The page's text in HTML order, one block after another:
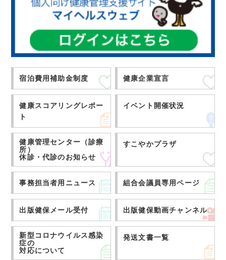
宿泊費用補助金制度 健康企業宣言
健康スコアリングレポー
ト
イベント開催状況
健康管理センター（診療
所）
休診・代診のお知らせ
すこやかプラザ
事務担当者用ニュース 組合会議員専用ページ
出版健保メール受付 出版健保動画チャンネル
新型コロナウイルス感染
症の
対応について
発送文書一覧